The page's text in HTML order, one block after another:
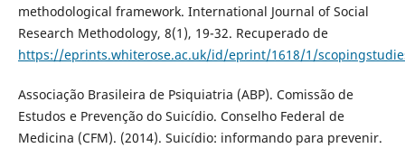
methodological framework. International Journal of Social
Research Methodology, 8(1), 19-32. Recuperado de
https://eprints.whiterose.ac.uk/id/eprint/1618/1/
Associação Brasileira de Psiquiatria (ABP). Comissão de
Estudos e Prevenção do Suicídio. Conselho Federal de
Medicina (CFM). (2014). Suicídio: informando para prevenir.